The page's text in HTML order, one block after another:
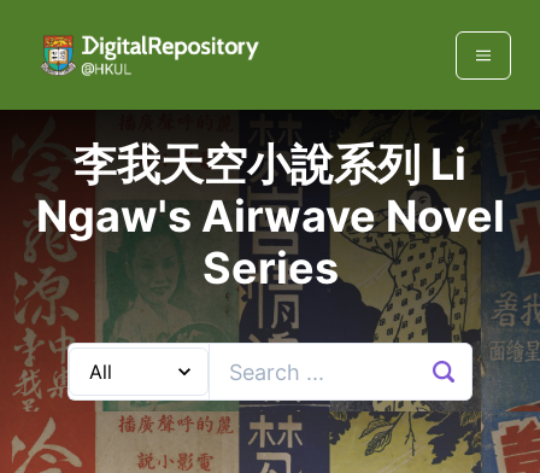
李我天空小說系列 Li
Ngaw's Airwave Novel
Series